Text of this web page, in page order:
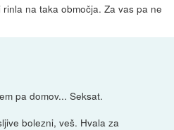
na taka območja. Za vas pa ne
pa domov... Seksat.
bolezni, veš. Hvala za